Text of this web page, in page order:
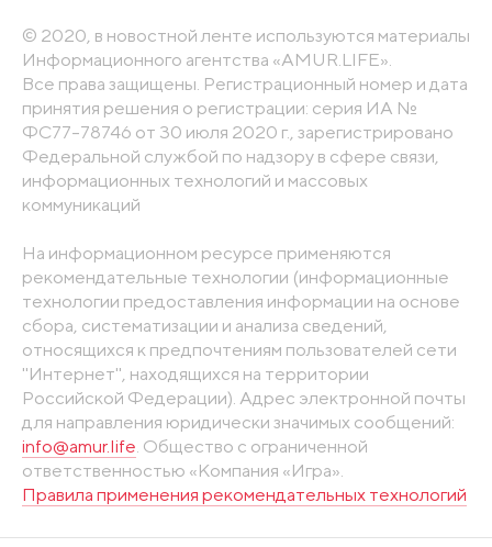
© 2020, в новостной ленте используются материалы
Информационного агентства «AMUR.LIFE».
Все права защищены. Регистрационный номер и дата
принятия решения о регистрации: серия ИА №
ФС77-78746 от 30 июля 2020 г., зарегистрировано
Федеральной службой по надзору в сфере связи,
информационных технологий и массовых
коммуникаций
На информационном ресурсе применяются
рекомендательные технологии (информационные
технологии предоставления информации на основе
сбора, систематизации и анализа сведений,
относящихся к предпочтениям пользователей сети
"Интернет", находящихся на территории
Российской Федерации). Адрес электронной почты
для направления юридически значимых сообщений:
info@amur.life . Общество с ограниченной
ответственностью «Компания «Игра».
Правила применения рекомендательных технологий